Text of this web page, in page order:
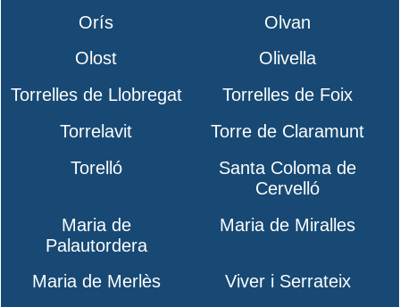
Orís
Olvan
Olost
Olivella
Torrelles de Llobregat
Torrelles de Foix
Torrelavit
Torre de Claramunt
Torelló
Santa Coloma de
Cervelló
Maria de
Palautordera
Maria de Miralles
Maria de Merlès
Viver i Serrateix